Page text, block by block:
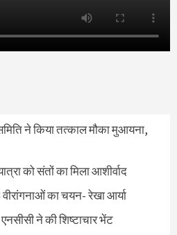
समिति ने किया तत्काल मौका मुआयना,
को संतों का मिला आशीर्वाद
का चयन- रेखा आर्या
ने की शिष्टाचार भेंट